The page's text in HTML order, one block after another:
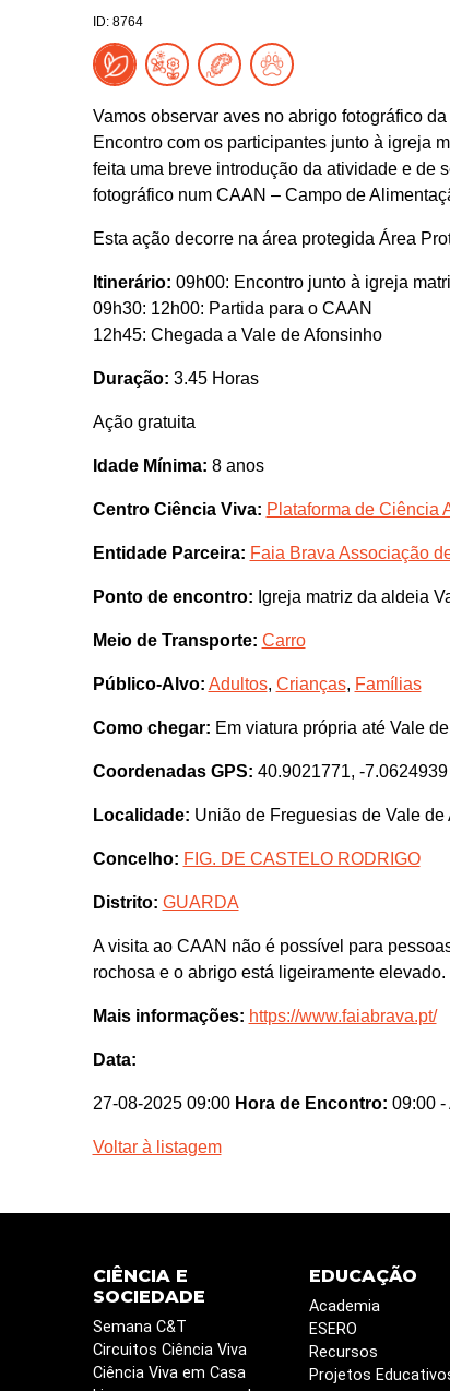
ID: 8764
Vamos observar aves no abrigo fotográfico
Encontro com os participantes junto à igreja
feita uma breve introdução da atividade e de
fotográfico num CAAN – Campo de
Esta ação decorre na área protegida Área
Itinerário: 09h00: Encontro junto à igreja
09h30: 12h00: Partida para o CAAN
12h45: Chegada a Vale de Afonsinho
Duração: 3.45 Horas
Ação gratuita
Idade Mínima: 8 anos
Centro Ciência Viva: Plataforma de Ciência
Entidade Parceira: Faia Brava Associação
Ponto de encontro: Igreja matriz da aldeia
Meio de Transporte: Carro
Público-Alvo: Adultos, Crianças, Famílias
Como chegar: Em viatura própria até Vale
Coordenadas GPS: 40.9021771, -7.0624939
Localidade: União de Freguesias de Vale
Concelho: FIG. DE CASTELO RODRIGO
Distrito: GUARDA
A visita ao CAAN não é possível para
rochosa e o abrigo está ligeiramente elevado.
Mais informações: https://www.faiabrava.pt/
Data:
27-08-2025 09:00 Hora de Encontro: 09:00 -
Voltar à listagem
CIÊNCIA E
SOCIEDADE
Semana C&T
Circuitos Ciência Viva
Ciência Viva em Casa
EDUCAÇÃO
Academia
ESERO
Recursos
Projetos